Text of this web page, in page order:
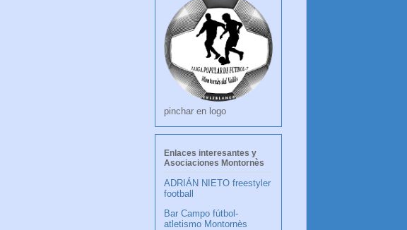
pinchar en logo
Enlaces interesantes y
Asociaciones Montornès
ADRIÁN NIETO freestyler
football
Bar Campo fútbol-
atletismo Montornès